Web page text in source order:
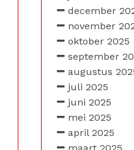
december
november
oktober 2025
september
augustus
juli 2025
juni 2025
mei 2025
april 2025